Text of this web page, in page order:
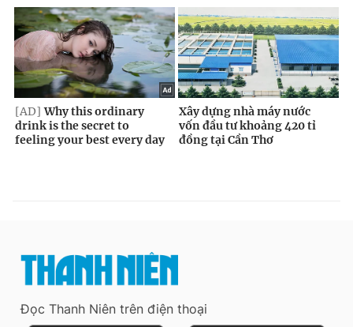
Đọc Thanh Niên trên điện thoại